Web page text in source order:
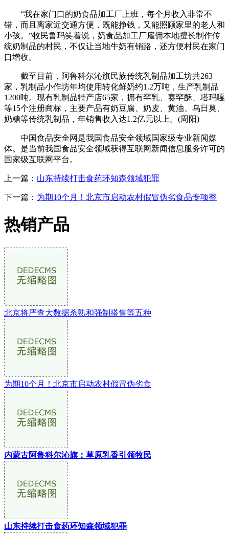
“我在家门口的奶食品加工厂上班，每个月收入非常不
错，而且离家近交通方便，既能挣钱，又能照顾家里的老人和
小孩。”牧民鲁玛笑着说，奶食品加工厂雇佣本地擅长制作传
统奶制品的村民，不仅让当地牛奶有销路，还方便村民在家门
口增收。
截至目前，阿鲁科尔沁旗民族传统乳制品加工坊共263
家，乳制品小作坊年均使用转化鲜奶约1.2万吨，生产乳制品
1200吨。现有乳制品特产店65家，拥有罕乳、赛罕酥、塔玛嘎
等15个注册商标，主要产品有奶豆腐、奶皮、黄油、乌日莫、
奶糖等传统乳制品，年销售收入达1.2亿元以上。(周阳)
中国食品安全网是我国食品安全领域国家级专业新闻媒
体。是当前我国食品安全领域获得互联网新闻信息服务许可的
国家级互联网平台。
上一篇： 山东持续打击食药环知森领域犯罪
下一篇： 为期10个月！北京市启动农村假冒伪劣食品专项整
热销产品
北京将严查大数据杀熟和强制搭售等五种
为期10个月！北京市启动农村假冒伪劣食
内蒙古阿鲁科尔沁旗：草原乳香引领牧民
山东持续打击食药环知森领域犯罪